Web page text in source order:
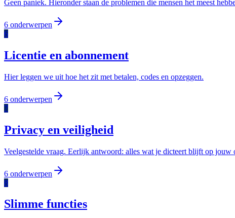
Geen paniek. Hieronder staan de problemen die mensen het meest
6 onderwerpen
6
Licentie en abonnement
Hier leggen we uit hoe het zit met betalen, codes en opzeggen.
6 onderwerpen
7
Privacy en veiligheid
Veelgestelde vraag. Eerlijk antwoord: alles wat je dicteert blijft op jouw
6 onderwerpen
8
Slimme functies